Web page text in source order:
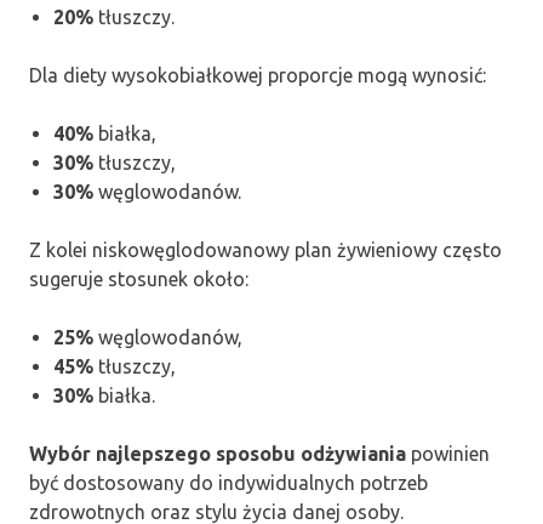
20% tłuszczy.
Dla diety wysokobiałkowej proporcje mogą wynosić:
40% białka,
30% tłuszczy,
30% węglowodanów.
Z kolei niskowęglodowanowy plan żywieniowy często
sugeruje stosunek około:
25% węglowodanów,
45% tłuszczy,
30% białka.
Wybór najlepszego sposobu odżywiania powinien
być dostosowany do indywidualnych potrzeb
zdrowotnych oraz stylu życia danej osoby.